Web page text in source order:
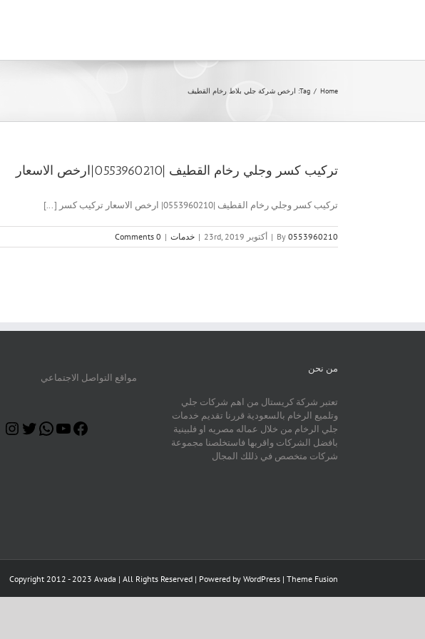
Home
/
Tag: ارخص شركة جلي بلاط رخام القطيف
تركيب كسر وجلي رخام القطيف |0553960210|ارخص الاسعار
تركيب كسر وجلي رخام القطيف |0553960210| ارخص الاسعار تركيب كسر [...]
By 0553960210
| أكتوبر 23rd, 2019 | خدمات |
0 Comments
من نحن
تعتبر شركة كريستال من اهم شركات جلي
وتلميع الرخام بالسعودية قررنا تقديم خدمات
جلي الرخام من خلال عماله مصريه او فلبينية
بافضل الشركات واقربها فاستخلصنا مجموعة
شركات متخصص في ذللك المجال
مواقع التواصل الاجتماعي
Facebook
YouTube
WhatsApp
Twitter
Copyright 2012 - 2023 Avada | All Rights Reserved | Powered by WordPress | Theme Fusion